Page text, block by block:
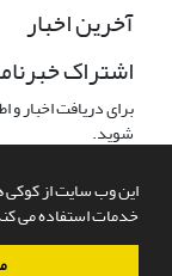
این وب سایت از کوکی
خدمات استفاده می
آخرین اخبار
اشتراک
برای دریافت اخبار
شوید.